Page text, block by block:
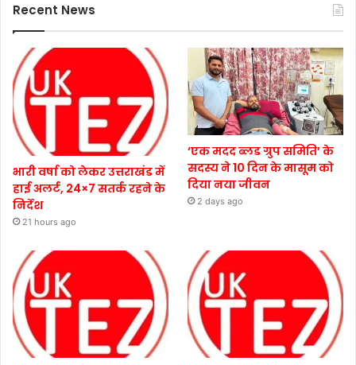
Recent News
भारी वर्षा को लेकर उत्तराखंड में
हाई अलर्ट, 24×7 सतर्क रहने के
निर्देश
21 hours ago
‘एक मदद ब्लड ग्रुप समिति’ के
सदस्य ने 10 दिन के मासूम को
दिया नया जीवन
2 days ago